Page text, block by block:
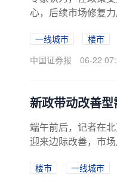
心，后续市场修复
一线城市 楼市
中国证券报
06-22
新政带动改善
端午前后，记者在
迎来边际改善，市
楼市 一线城市